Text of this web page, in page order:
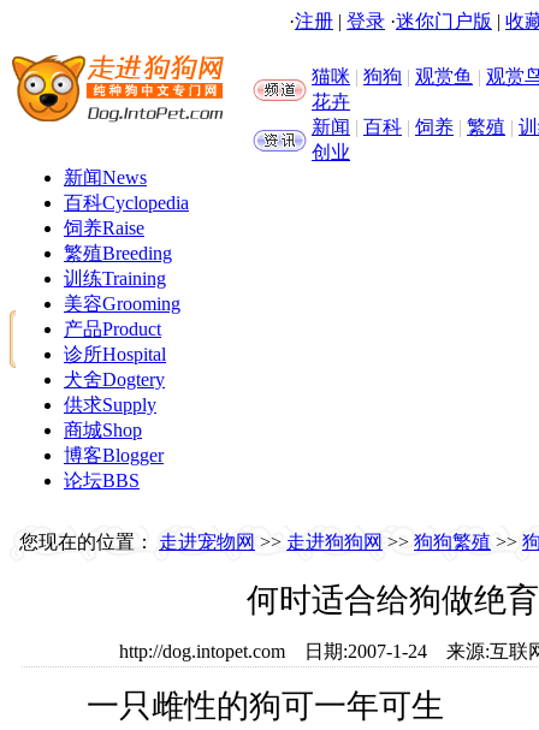
·注册 | 登录 ·迷你门户版 | 收
猫咪 | 狗狗 | 观赏鱼 | 观赏
花卉
新闻 | 百科 | 饲养 | 繁殖 |
创业
新闻News
百科Cyclopedia
饲养Raise
繁殖Breeding
训练Training
美容Grooming
产品Product
诊所Hospital
犬舍Dogtery
供求Supply
商城Shop
博客Blogger
论坛BBS
您现在的位置： 走进宠物网 >> 走进狗狗网 >> 狗狗繁殖 >>
何时适合给狗做绝
http://dog.intopet.com 日期:2007-1-24 来源:互
一只雌性的狗可一年可生